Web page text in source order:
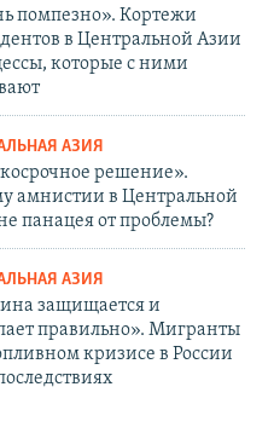
помпезно». Кортежи
в Центральной Азии
которые с ними
АЗИЯ
решение».
амнистии в Центральной
панацея от проблемы?
АЗИЯ
защищается и
правильно». Мигранты
кризисе в России